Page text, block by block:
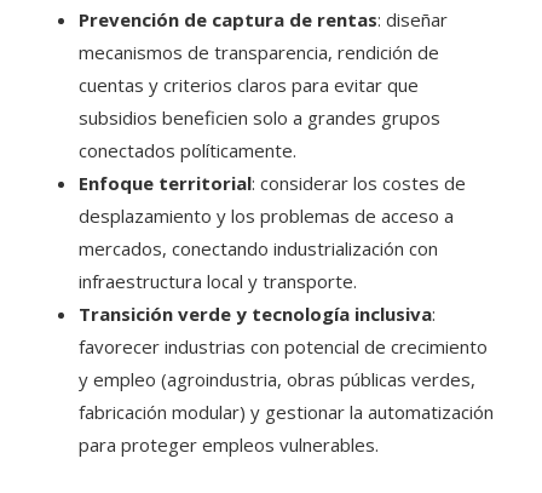
Prevención de captura de rentas: diseñar
mecanismos de transparencia, rendición de
cuentas y criterios claros para evitar que
subsidios beneficien solo a grandes grupos
conectados políticamente.
Enfoque territorial: considerar los costes de
desplazamiento y los problemas de acceso a
mercados, conectando industrialización con
infraestructura local y transporte.
Transición verde y tecnologí­a inclusiva:
favorecer industrias con potencial de crecimiento
y empleo (agroindustria, obras públicas verdes,
fabricación modular) y gestionar la automatización
para proteger empleos vulnerables.